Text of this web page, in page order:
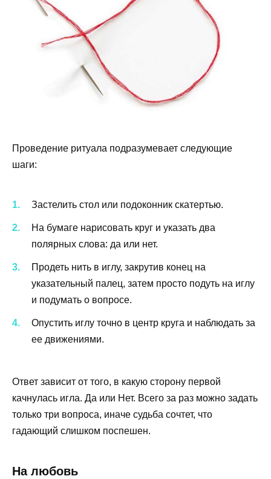
Проведение ритуала подразумевает следующие
шаги:
Застелить стол или подоконник скатертью.
На бумаге нарисовать круг и указать два
полярных слова: да или нет.
Продеть нить в иглу, закрутив конец на
указательный палец, затем просто подуть на иглу
и подумать о вопросе.
Опустить иглу точно в центр круга и наблюдать за
ее движениями.
Ответ зависит от того, в какую сторону первой
качнулась игла. Да или Нет. Всего за раз можно задать
только три вопроса, иначе судьба сочтет, что
гадающий слишком поспешен.
На любовь